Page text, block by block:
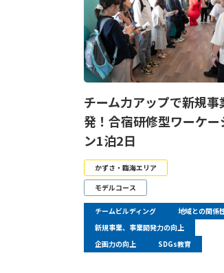
チーム力アップで新規事
発！合宿研修型ワーケー
ン1泊2日
かずさ・臨海エリア
モデルコース
チームビルディング
地域との関係
新規事業、事業開発力の向上
企画力の向上
SDGs教育